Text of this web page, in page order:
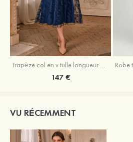
Trapèze col en v tulle longueur mollet robe de mère de la mariée avec appliqué paillettes ceinture
147 €
VU RÉCEMMENT